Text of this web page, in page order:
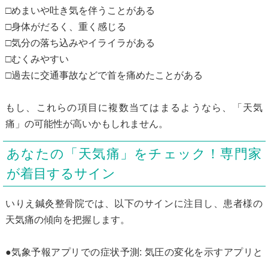
□めまいや吐き気を伴うことがある
□身体がだるく、重く感じる
□気分の落ち込みやイライラがある
□むくみやすい
□過去に交通事故などで首を痛めたことがある
もし、これらの項目に複数当てはまるようなら、「天気
痛」の可能性が高いかもしれません。
あなたの「天気痛」をチェック！専門家
が着目するサイン
いりえ鍼灸整骨院では、以下のサインに注目し、患者様の
天気痛の傾向を把握します。
●気象予報アプリでの症状予測: 気圧の変化を示すアプリと